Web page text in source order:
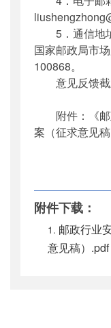
5．通信地址
国家邮政局市
100868。
意见反馈截
附件：《邮
案（征求意见稿
附件下载：
邮政行业
意见稿）.pdf